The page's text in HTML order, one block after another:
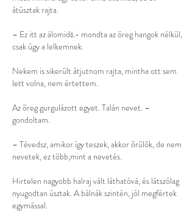
átúsztak rajta.
– Ez itt az álomidő.- mondta az öreg hangok nélkül,
csak úgy a lelkemnek.
Nekem is sikerült átjutnom rajta, mintha ott sem
lett volna, nem értettem.
Az öreg gurgulázott egyet. Talán nevet. –
gondoltam.
– Tévedsz, amikor így teszek, akkor örülök, de nem
nevetek, ez több,mint a nevetés.
Hirtelen nagyobb halraj vált láthatóvá, és látszólag
nyugodtan úsztak. A bálnák szintén, jól megfértek
egymással.